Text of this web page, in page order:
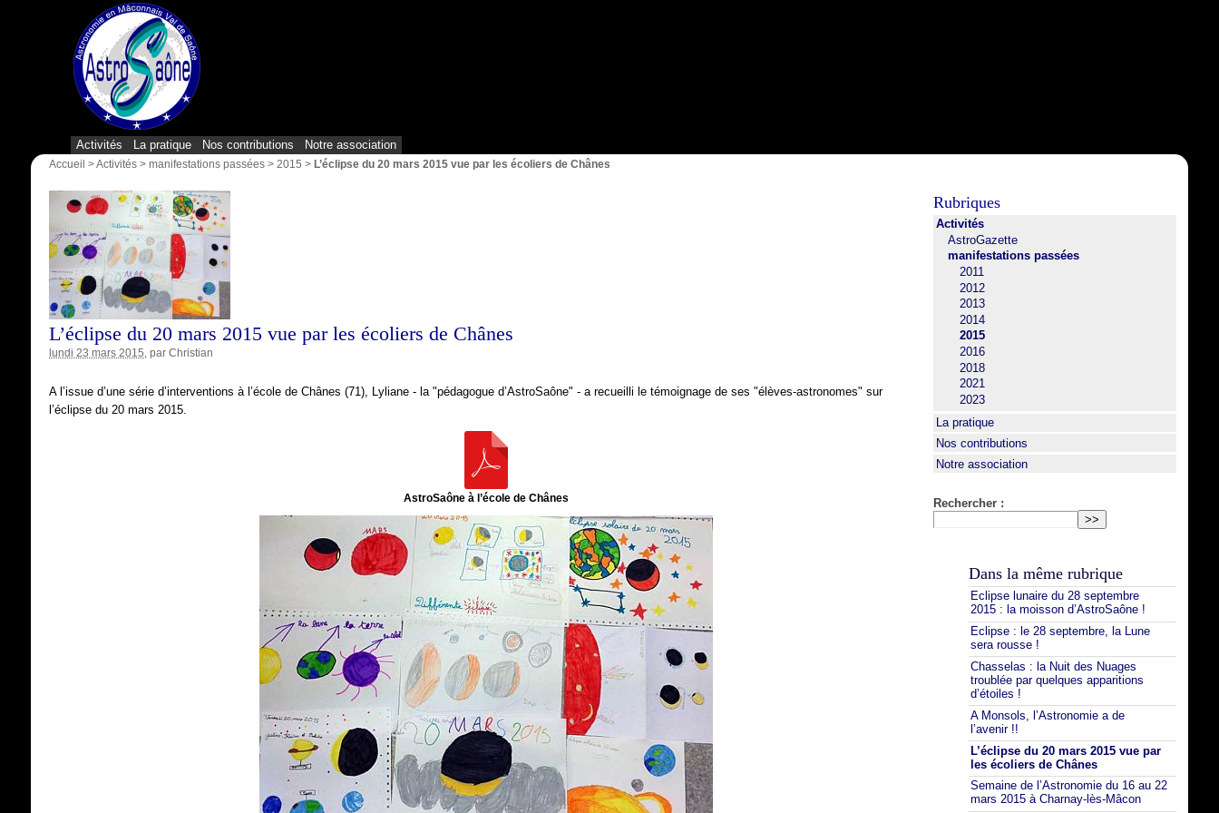
Activités La pratique Nos contributions Notre association
Accueil >Activités >manifestations passées > 2015 >L’éclipse du 20 mars 2015 vue par les écoliers de Chânes
L’éclipse du 20 mars 2015 vue par les écoliers de Chânes
lundi 23 mars 2015 , parChristian
A l’issue d’une série d’interventions à l’école de Chânes (71), Lyliane - la "pédagogue d’AstroSaône" - a recueilli le témoignage de ses "élèves-astronomes" sur
l’éclipse du 20 mars 2015.
AstroSaône à l’école de Chânes
Rubriques
Activités
AstroGazette
manifestations passées
2011
2012
2013
2014
2015
2016
2018
2021
2023
La pratique
Nos contributions
Notre association
Rechercher :
Dans la même rubrique
Eclipse lunaire du 28 septembre
2015 : la moisson d’AstroSaône !
Eclipse : le 28 septembre, la Lune
sera rousse !
Chasselas : la Nuit des Nuages
troublée par quelques apparitions
d’étoiles !
A Monsols, l’Astronomie a de
l’avenir !!
L’éclipse du 20 mars 2015 vue par
les écoliers de Chânes
Semaine de l’Astronomie du 16 au 22
mars 2015 à Charnay-lès-Mâcon